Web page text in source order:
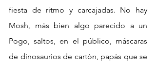
fiesta de ritmo y carcajadas. No hay
Mosh, más bien algo parecido a un
Pogo, saltos, en el público, máscaras
de dinosaurios de cartón, papás que se